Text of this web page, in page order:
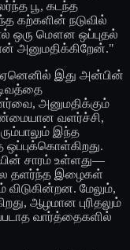
பூ, கடந்த
கற்களின் நடுவில்
ஒரு மௌன ஒப்புதல்
அனுமதிக்கிறேன்."
ஏனெனில் இது அன்பின்
அனுமதிக்கும்
வளர்ச்சி,
இந்த
ஒப்புக்கொள்கிறது.
சாரம் உள்ளது—
தளர்ந்த இழைகள்
விடுகின்றன. மேலும்,
ஆழமான புரிதலும்
வார்த்தைகளில்